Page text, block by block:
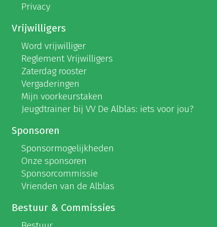
Privacy
Vrijwilligers
Word vrijwilliger
Reglement Vrijwilligers
Zaterdag rooster
Vergaderingen
Mijn voorkeurstaken
Jeugdtrainer bij VV De Alblas: iets voor jou?
Sponsoren
Sponsormogelijkheden
Onze sponsoren
Sponsorcommissie
Vrienden van de Alblas
Bestuur & Commissies